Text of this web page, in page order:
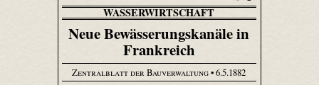
WASSERWIRTSCHAFT
Neue Bewässerungskanäle in
Frankreich
Zentralblatt der Bauverwaltung• 6.5.1882